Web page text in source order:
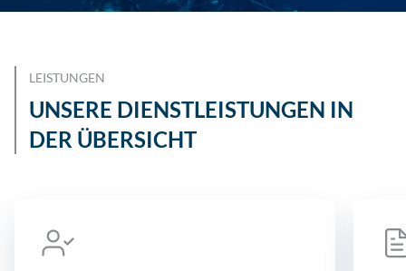
LEISTUNGEN
UNSERE DIENSTLEISTUNGEN IN
DER ÜBERSICHT